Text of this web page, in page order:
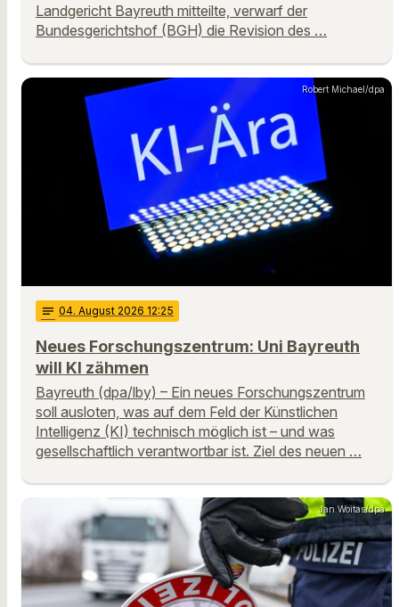
Landgericht Bayreuth mitteilte, verwarf der
Bundesgerichtshof (BGH) die Revision des …
Robert Michael/dpa
notes 04. August 2026 12:25
Neues Forschungszentrum: Uni Bayreuth
will KI zähmen
Bayreuth (dpa/lby) – Ein neues Forschungszentrum
soll ausloten, was auf dem Feld der Künstlichen
Intelligenz (KI) technisch möglich ist – und was
gesellschaftlich verantwortbar ist. Ziel des neuen …
Jan Woitas/dpa